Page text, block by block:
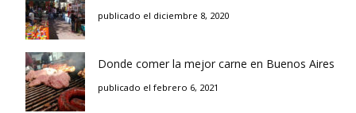
publicado el diciembre 8, 2020
Donde comer la mejor carne en Buenos Aires
publicado el febrero 6, 2021